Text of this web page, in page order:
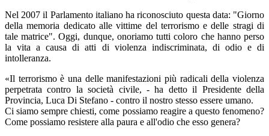
Nel 2007 il Parlamento italiano ha riconosciuto questa data: "Giorno
della memoria dedicato alle vittime del terrorismo e delle stragi di
tale matrice". Oggi, dunque, onoriamo tutti coloro che hanno perso
la vita a causa di atti di violenza indiscriminata, di odio e di
intolleranza.
«Il terrorismo è una delle manifestazioni più radicali della violenza
perpetrata contro la società civile, - ha detto il Presidente della
Provincia, Luca Di Stefano - contro il nostro stesso essere umano.
Ci siamo sempre chiesti, come possiamo reagire a questo fenomeno?
Come possiamo resistere alla paura e all'odio che esso genera?